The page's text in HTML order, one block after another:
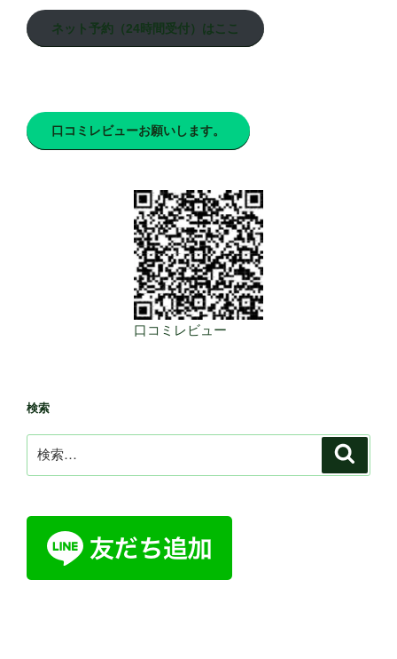
ネット予約（24時間受付）はここ
口コミレビューお願いします。
口コミレビュー
検索
索: